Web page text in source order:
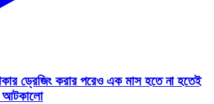
ড্রেজিং করার পরেও এক মাস হতে না হতেই
আটকালো